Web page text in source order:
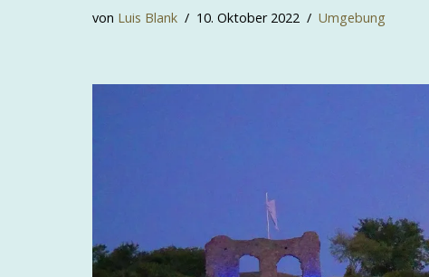
von Luis Blank 10. Oktober 2022 Umgebung